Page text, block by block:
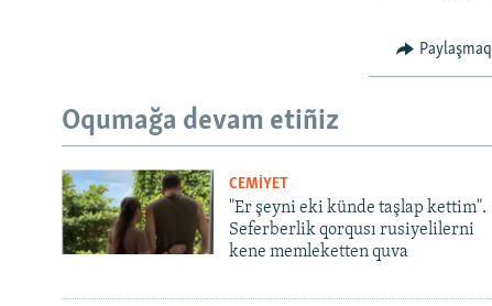
Paylaşmaq
Oqumağa devam etiñiz
CEMİYET
"Er şeyni eki künde taşlap kettim".
Seferberlik qorqusı rusiyelilerni
kene memleketten quva